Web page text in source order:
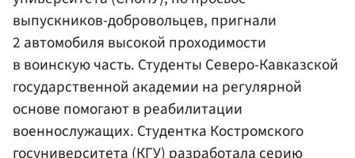
выпускников-добровольцев, пригнали
2 автомобиля высокой проходимости
в воинскую часть. Студенты Северо-Кавказской
государственной академии на регулярной
основе помогают в реабилитации
военнослужащих. Студентка Костромского
госуниверситета (КГУ) разработала серию